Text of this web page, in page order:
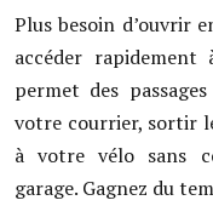
Plus besoin d’ouvrir
accéder
permet des
votre courrier, sortir
à votre vélo sans
garage. Gagnez du